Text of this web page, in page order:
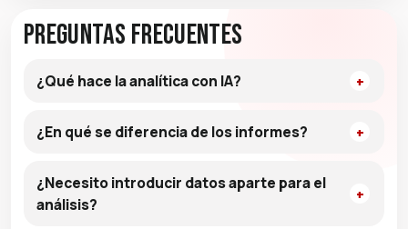
Preguntas frecuentes
¿Qué hace la analítica con IA?
¿En qué se diferencia de los informes?
¿Necesito introducir datos aparte para el
análisis?